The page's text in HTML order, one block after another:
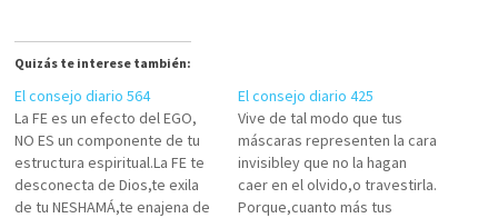
Quizás te interese también:
El consejo diario 564
La FE es un efecto del EGO,
NO ES un componente de tu
estructura espiritual.La FE te
desconecta de Dios,te exila
de tu NESHAMÁ,te enajena de
El consejo diario 425
Vive de tal modo que tus
máscaras representen la cara
invisibley que no la hagan
caer en el olvido,o travestirla.
Porque,cuanto más tus